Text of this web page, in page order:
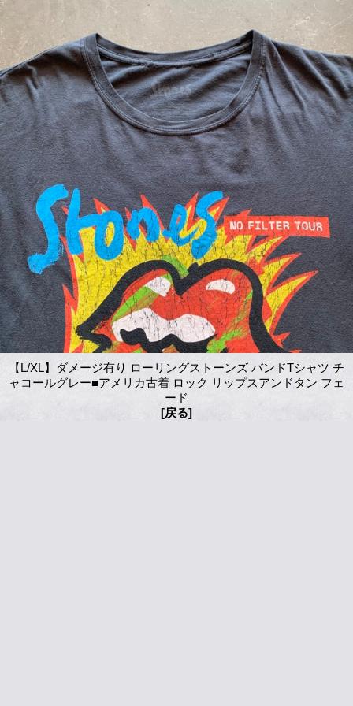
【L/XL】ダメージ有り ローリングストーンズ バンドTシャツ チ
ャコールグレー■アメリカ古着 ロック リップスアンドタン フェ
ード
[戻る]